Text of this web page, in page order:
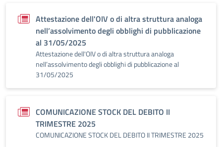
Attestazione dell'OIV o di altra struttura analoga
nell’assolvimento degli obblighi di pubblicazione
al 31/05/2025
Attestazione dell'OIV o di altra struttura analoga
nell’assolvimento degli obblighi di pubblicazione al
31/05/2025
COMUNICAZIONE STOCK DEL DEBITO II
TRIMESTRE 2025
COMUNICAZIONE STOCK DEL DEBITO II TRIMESTRE 2025